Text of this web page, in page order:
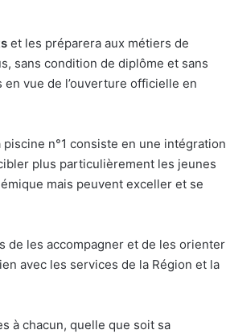
et les préparera aux métiers de
sans condition de diplôme et sans
en vue de l’ouverture officielle en
piscine n°1 consiste en une intégration
plus particulièrement les jeunes
mais peuvent exceller et se
de les accompagner et de les orienter
avec les services de la Région et la
à chacun, quelle que soit sa